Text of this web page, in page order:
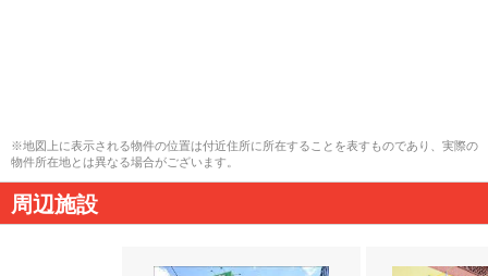
※地図上に表示される物件の位置は付近住所に所在することを表すものであり、実際の
物件所在地とは異なる場合がございます。
周辺施設